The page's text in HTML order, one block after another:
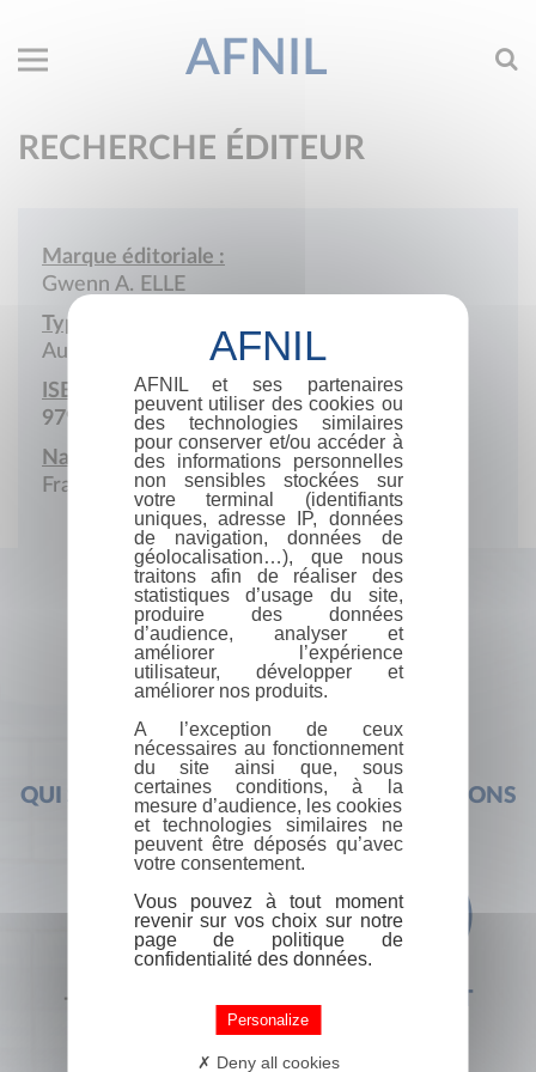
AFNIL
RECHERCHE ÉDITEUR
Marque éditoriale :
Gwenn A. ELLE
Type de société :
Auto-édition
ISBN :
979-10-976747
Nationalité :
France
QUI SOMMES-NOUS ? FOIRE AUX QUESTIONS
+33 (0) 1 44 41 29 19 CONTACT
AFNIL et ses partenaires
peuvent utiliser des cookies ou
des technologies similaires
pour conserver et/ou accéder à
des informations personnelles
non sensibles stockées sur
votre terminal (identifiants
uniques, adresse IP, données
de navigation, données de
géolocalisation…), que nous
traitons afin de réaliser des
statistiques d’usage du site,
produire des données
d’audience, analyser et
améliorer l’expérience
utilisateur, développer et
améliorer nos produits.
A l’exception de ceux
nécessaires au fonctionnement
du site ainsi que, sous
certaines conditions, à la
mesure d’audience, les cookies
et technologies similaires ne
peuvent être déposés qu’avec
votre consentement.
Vous pouvez à tout moment
revenir sur vos choix sur notre
page de politique de
confidentialité des données.
Personalize
Deny all cookies